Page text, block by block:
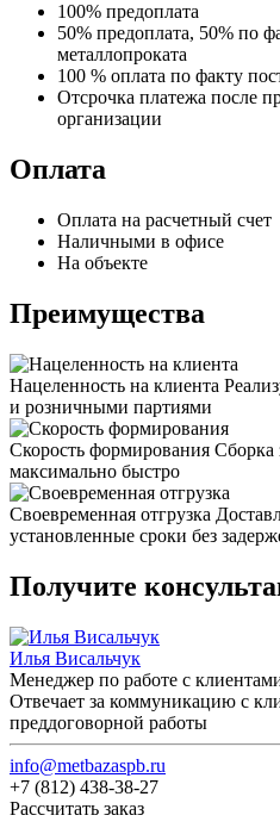
100% предоплата
50% предоплата, 50% по
металлопроката
100 % оплата по факту
Отсрочка платежа после
организации
Оплата
Оплата на расчетный счет
Наличными в офисе
На объекте
Преимущества
Нацеленность на клиента
и розничными партиями
Скорость формирования Сборка
максимально быстро
Своевременная отгрузка
установленные сроки без
Получите
Илья Висальчук
Менеджер по работе с
Отвечает за коммуникацию с
преддоговорной работы
info@metbazaspb.ru
+7 (812) 438-38-27
Рассчитать заказ